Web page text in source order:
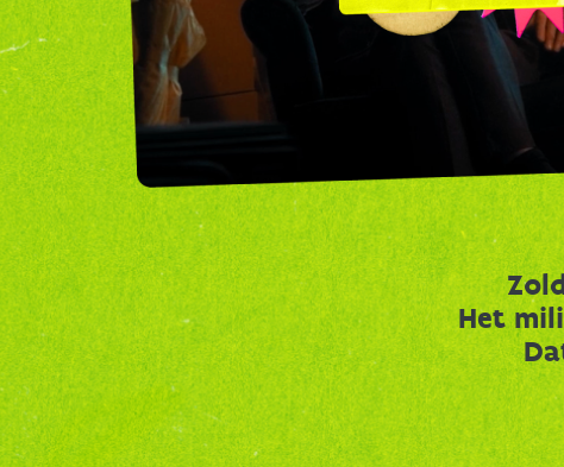
Het